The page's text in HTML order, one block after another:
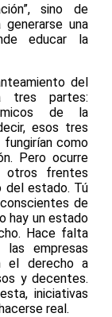
sino de
generarse una
educar la
del
tres partes:
de la
esos tres
como
Pero ocurre
otros frentes
del estado. Tú
de
hay un estado
Hace falta
empresas
el derecho a
y decentes.
iniciativas
real.